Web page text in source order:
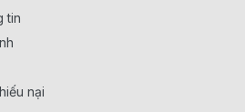
tin
nại